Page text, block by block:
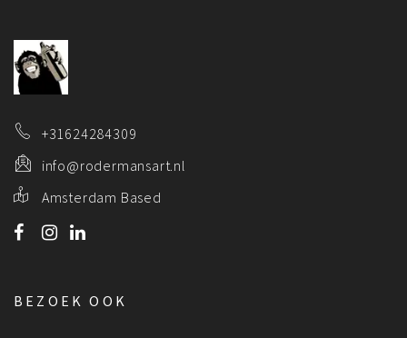
+31624284309
info@rodermansart.nl
Amsterdam Based
BEZOEK OOK